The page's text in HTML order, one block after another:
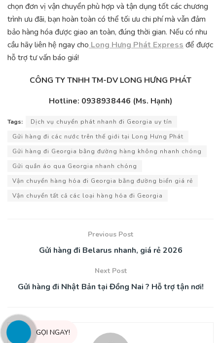
chọn đơn vị vận chuyển phù hợp và tận dụng tốt các chương
trình ưu đãi, bạn hoàn toàn có thể tối ưu chi phí mà vẫn đảm
bảo hàng hóa được giao an toàn, đúng thời gian. Nếu có nhu
cầu hãy liên hệ ngay cho Long Hưng Phát Express để được
hỗ trợ tư vấn báo giá!
CÔNG TY TNHH TM-DV LONG HƯNG PHÁT
Hotline: 0938938446 (Ms. Hạnh)
Tags:
Dịch vụ chuyển phát nhanh đi Georgia uy tín
Gửi hàng đi các nước trên thế giới tại Long Hưng Phát
Gửi hàng đi Georgia bằng đường hàng không nhanh chóng
Gửi quần áo qua Georgia nhanh chóng
Vận chuyển hàng hóa đi Georgia bằng đường biển giá rẻ
Vận chuyển tất cả các loại hàng hóa đi Georgia
Previous Post
Gửi hàng đi Belarus nhanh, giá rẻ 2026
Next Post
Gửi hàng đi Nhật Bản tại Đồng Nai ? Hỗ trợ tận nơi!
GỌI NGAY!